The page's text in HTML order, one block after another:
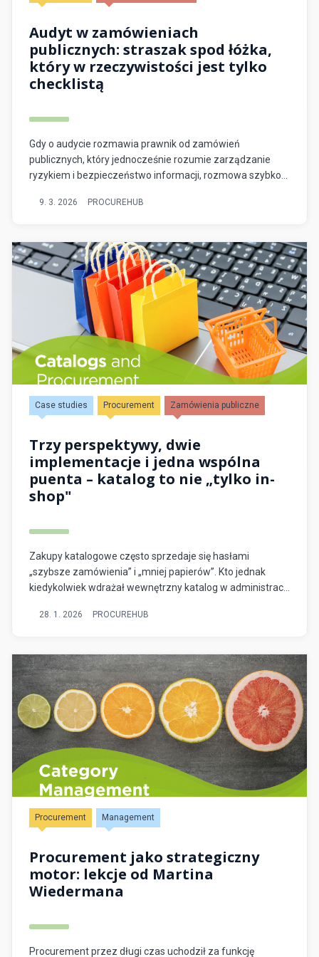
Audyt w zamówieniach
publicznych: straszak spod łóżka,
który w rzeczywistości jest tylko
checklistą
Gdy o audycie rozmawia prawnik od zamówień
publicznych, który jednocześnie rozumie zarządzanie
ryzykiem i bezpieczeństwo informacji, rozmowa szybko
dyskusje z…
9. 3. 2026 PROCUREHUB
Case studies Procurement Zamówienia publiczne
Trzy perspektywy, dwie
implementacje i jedna wspólna
puenta – katalog to nie „tylko in-
shop"
Zakupy katalogowe często sprzedaje się hasłami
„szybsze zamówienia” i „mniej papierów”. Kto jednak
kiedykolwiek wdrażał wewnętrzny katalog w administracji
technologia to…
28. 1. 2026 PROCUREHUB
Procurement Management
Procurement jako strategiczny
motor: lekcje od Martina
Wiedermana
Procurement przez długi czas uchodził za funkcję